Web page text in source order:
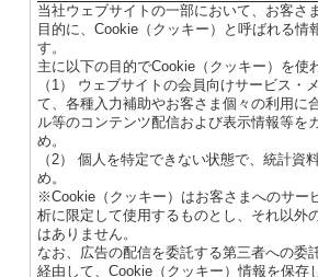
当社ウェブサイトの一部において、お客さ
目的に、Cookie（クッキー）と呼ばれる情
す。
主に以下の目的でCookie（クッキー）を使
（1） ウェブサイトの会員向けサービス・
て、各種入力補助やお客さま個々の利用に
ル等のコンテンツ配信および表示情報等を
め。
（2） 個人を特定できない状態で、統計資
め。
※Cookie（クッキー）はお客さまへのサー
析に限定して使用するものとし、それ以外
はありません。
なお、広告の配信を委託する第三者への委
経由して、Cookie（クッキー）情報を保存